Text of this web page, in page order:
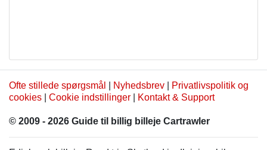
Ofte stillede spørgsmål Nyhedsbrev
Privatlivspolitik og
cookies
Cookie indstillinger Kontakt & Support
© 2009 - 2026 Guide til billig billeje Cartrawler